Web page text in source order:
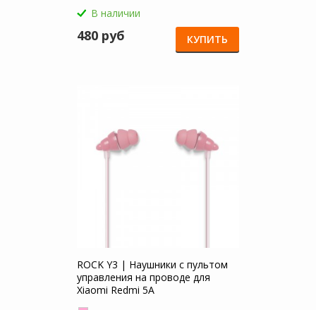
В наличии
480 руб КУПИТЬ
ROCK Y3 | Наушники с пультом
управления на проводе для
Xiaomi Redmi 5A